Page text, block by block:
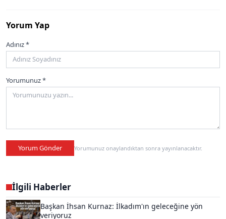
Yorum Yap
Adınız *
Yorumunuz *
Yorum Gönder Yorumunuz onaylandıktan sonra yayınlanacaktır.
İlgili Haberler
Başkan İhsan Kurnaz: İlkadım'ın geleceğine yön
veriyoruz